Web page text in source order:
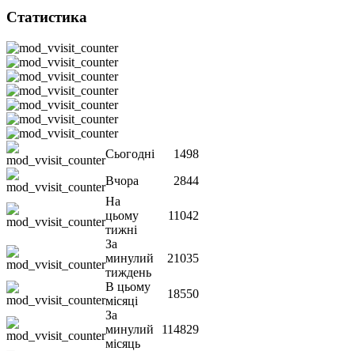
Статистика
Сьогодні
1498
Вчора
2844
На
цьому
тижні
11042
За
минулий
тиждень
21035
В цьому
місяці
18550
За
минулий
місяць
114829